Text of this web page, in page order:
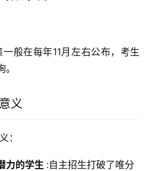
义
：
力的学生 :自主招生打破了唯分